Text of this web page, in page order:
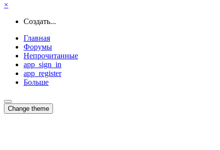
×
Создать...
Главная
Форумы
Непрочитанные
app_sign_in
app_register
Больше
Change theme